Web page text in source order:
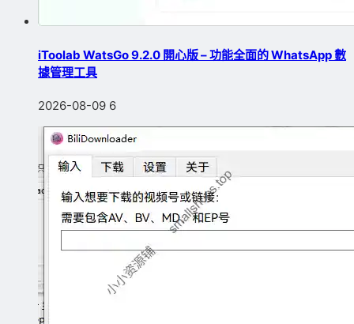
iToolab WatsGo 9.2.0 開心版 – 功能全面的 WhatsApp 數
據管理工具
2026-08-09 6